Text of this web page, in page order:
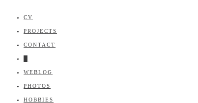
CV
PROJECTS
CONTACT
WEBLOG
PHOTOS
HOBBIES